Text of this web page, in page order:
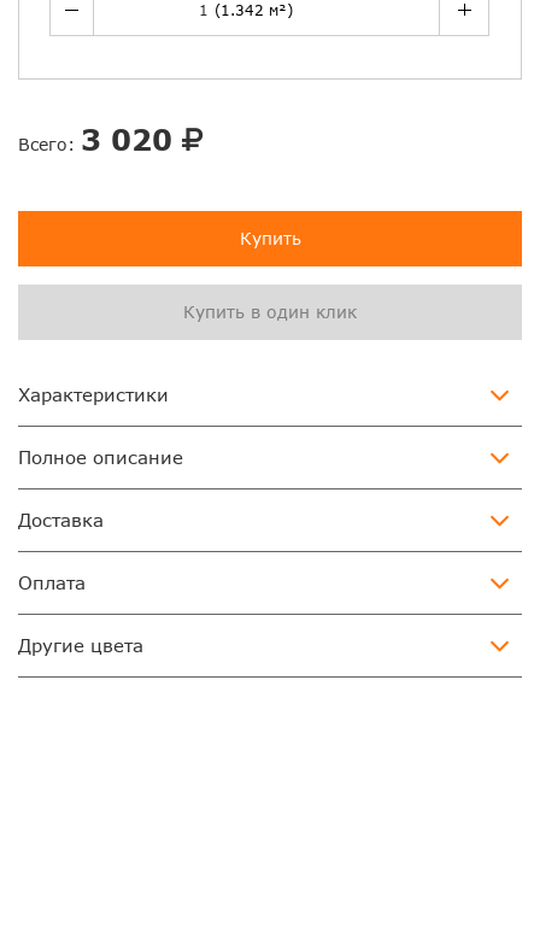
Всего: 3 020
Купить
Купить в один клик
Характеристики
Полное описание
Доставка
Оплата
Другие цвета